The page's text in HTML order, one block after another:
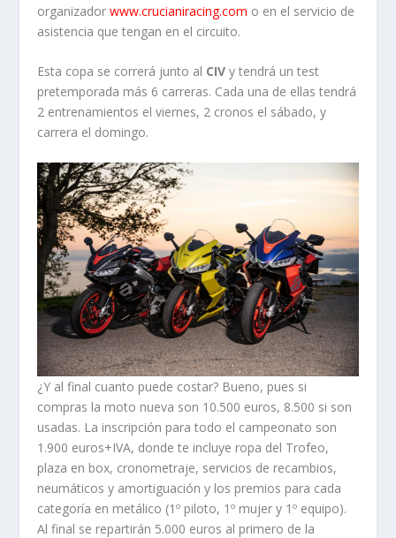
organizadorwww.crucianiracing.com o en el servicio de
asistencia que tengan en el circuito.
Esta copa se correrá junto al CIVy tendrá un test
pretemporada más 6 carreras. Cada una de ellas tendrá
2 entrenamientos el viernes, 2 cronos el sábado, y
carrera el domingo.
¿Y al final cuanto puede costar? Bueno, pues si
compras la moto nueva son 10.500 euros, 8.500 si son
usadas. La inscripción para todo el campeonato son
1.900 euros+IVA, donde te incluye ropa del Trofeo,
plaza en box, cronometraje, servicios de recambios,
neumáticos y amortiguación y los premios para cada
categoría en metálico (1º piloto, 1º mujer y 1º equipo).
Al final se repartirán 5.000 euros al primero de la